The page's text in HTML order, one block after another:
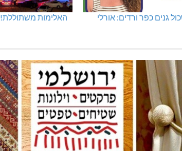
גנים כפר ורדים: אורלי
האלימות משתוללת!